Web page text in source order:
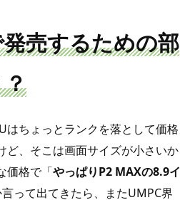
売するための部
はちょっとランクを落として価格
ど、そこは画面サイズが小さいか
価格で「やっぱりP2 MAXの8.9イ
言って出てきたら、またUMPC界